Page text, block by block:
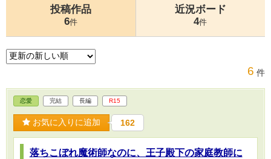
投稿作品
6件
近況ボード
4件
6 件
恋愛 完結 長編 R15
お気に入りに追加 162
落ちこぼれ魔術師なのに、王子殿下の家庭教師に